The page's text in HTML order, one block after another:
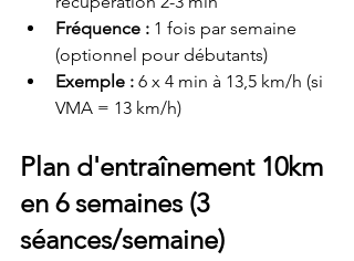
Fréquence : 1 fois par semaine
(optionnel pour débutants)
Exemple : 6 x 4 min à 13,5 km/h (si
VMA = 13 km/h)
Plan d'entraînement 10km
en 6 semaines (3
séances/semaine)